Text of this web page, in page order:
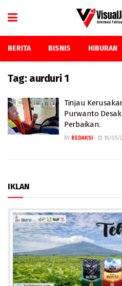
BERITA BISNIS HIBURAN
Tag: aurduri 1
Tinjau
Purwanto
Perbaikan.
BY REDAKSI 18/05/
IKLAN